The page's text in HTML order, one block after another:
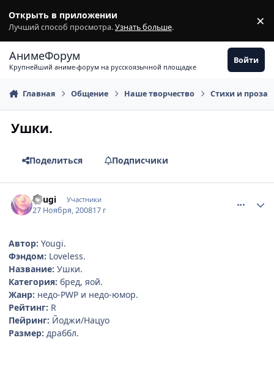
Открыть в приложении
Лучший способ просмотра.Узнать больше. ×
АнимеФорум
Крупнейший аниме-форум на русскоязычной площадке
Войти
Главная Общение Наше творчество Стихи и проза
Ушки.
Поделиться Подписчики
Yougi Участники
27 Ноября, 200817 г
Автор: Yougi.
Фэндом: Loveless.
Название: Ушки.
Категория: бред, яой.
Жанр: недо-PWP и недо-юмор.
Рейтинг: R
Пейринг: Йоджи/Нацуо
Размер: драббл.